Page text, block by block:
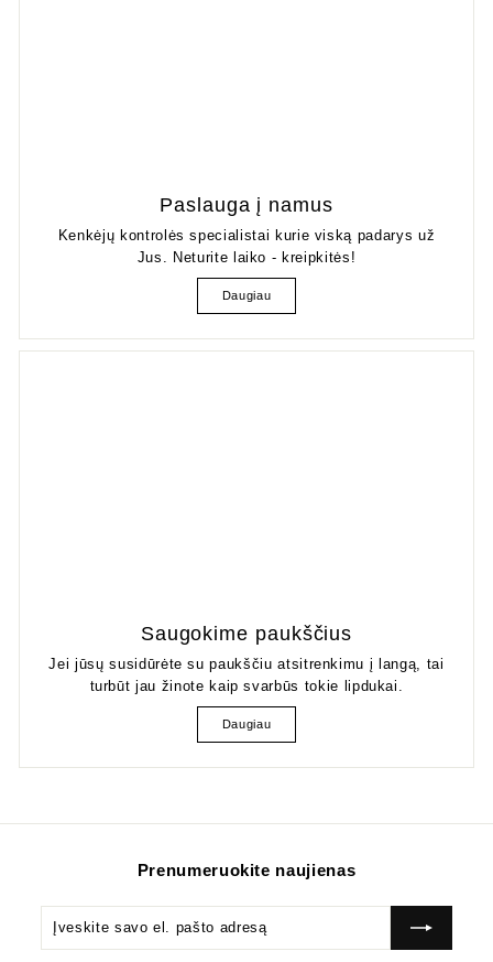
Paslauga į namus
Kenkėjų kontrolės specialistai kurie viską padarys už
Jus. Neturite laiko - kreipkitės!
Daugiau
Saugokime paukščius
Jei jūsų susidūrėte su paukščiu atsitrenkimu į langą, tai
turbūt jau žinote kaip svarbūs tokie lipdukai.
Daugiau
Prenumeruokite naujienas
Įveskite
savo
Prenumeruok